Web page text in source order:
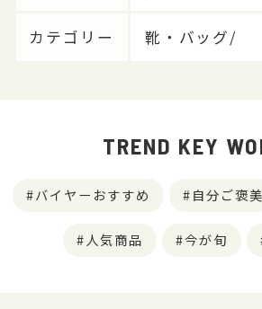
カテゴリー 靴・バッグ/
TREND KEY
バイヤーおすすめ 自分ご褒美
人気商品 今が旬